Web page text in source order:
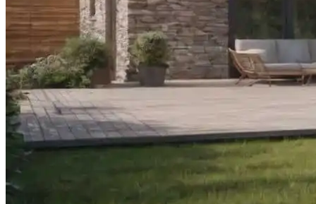
Озеро Нясиярви, Финляндия
Использование CAM Модуля Для